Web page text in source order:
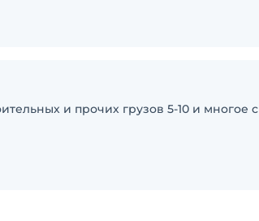
и прочих грузов 5-10 и многое с